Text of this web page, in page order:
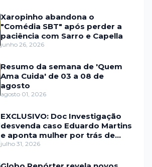
Xaropinho abandona o
"Comédia SBT" após perder a
paciência com Sarro e Capella
junho 26, 2026
Resumo da semana de 'Quem
Ama Cuida' de 03 a 08 de
agosto
agosto 01, 2026
EXCLUSIVO: Doc Investigação
desvenda caso Eduardo Martins
e aponta mulher por trás de
fraude internacional
julho 31, 2026